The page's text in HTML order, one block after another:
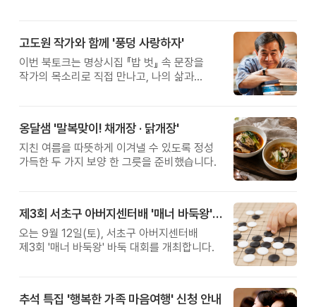
고도원 작가와 함께 '풍덩 사랑하자'
이번 북토크는 명상시집 『밥 벗』 속 문장을
작가의 목소리로 직접 만나고, 나의 삶과
옹달샘 '말복맞이! 채개장 · 닭개장'
지친 여름을 따뜻하게 이겨낼 수 있도록 정성
가득한 두 가지 보양 한 그릇을 준비했습니다.
제3회 서초구 아버지센터배 '매너 바둑왕' 대회
오는 9월 12일(토), 서초구 아버지센터배
제3회 '매너 바둑왕' 바둑 대회를 개최합니다.
추석 특집 '행복한 가족 마음여행' 신청 안내